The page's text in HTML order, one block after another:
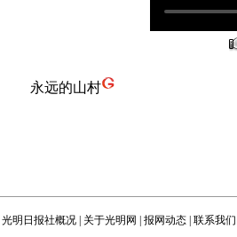
永远的山村
光明日报社概况 关于光明网 报网动态 联系我们